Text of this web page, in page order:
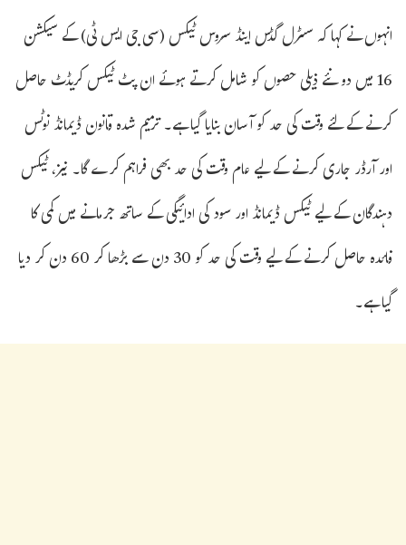
انہوں نے کہا کہ سںٹرل گڈس اینڈ سروس ٹیکس (سی جی ایس ٹی) کے سیکشن
16 میں دو نئے ذیلی حصوں کو شامل کرتے ہوئے ان پٹ ٹیکس کریڈٹ حاصل
کرنے کے لئے وقت کی حد کو آسان بنایا گیا ہے۔ ترمیم شدہ قانون ڈیمانڈ نوٹس
اور آرڈر جاری کرنے کے لیے عام وقت کی حد بھی فراہم کرے گا۔ نیز، ٹیکس
دہندگان کے لیے ٹیکس ڈیمانڈ اور سود کی ادائیگی کے ساتھ جرمانے میں کمی کا
فائدہ حاصل کرنے کے لیے وقت کی حد کو 30 دن سے بڑھا کر 60 دن کر دیا
گیا ہے۔